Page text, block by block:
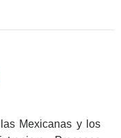
Mexicanas y los